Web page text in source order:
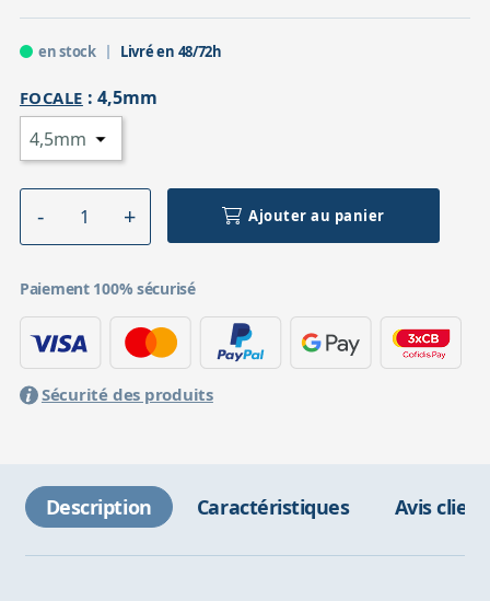
en stock Livré en 48/72h
FOCALE : 4,5mm
Ajouter au panier
Paiement 100% sécurisé
Sécurité des produits
Description Caractéristiques Avis